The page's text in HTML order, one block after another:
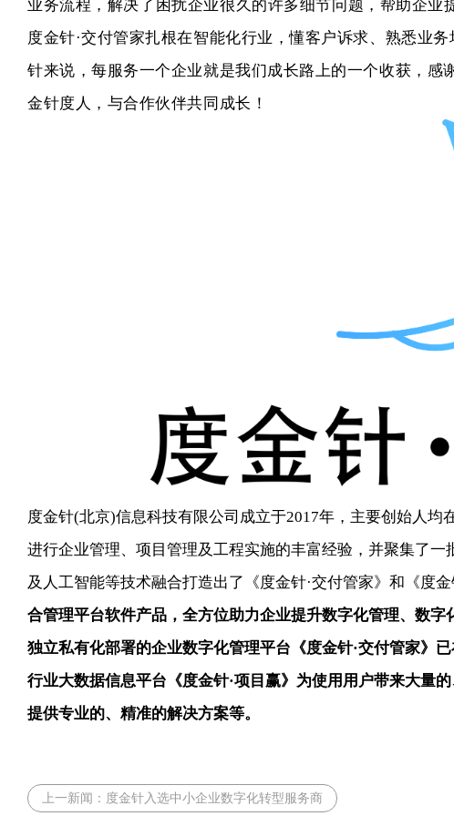
业务流程，解决了困扰企业很久的许多细节问题，帮助企业
度金针·交付管家扎根在智能化行业，懂客户诉求、熟悉业
针来说，每服务一个企业就是我们成长路上的一个收获，感
金针度人，与合作伙伴共同成长！
度金针(北京)信息科技有限公司成立于2017年，主要创始人
进行企业管理、项目管理及工程实施的丰富经验，并聚集了
及人工智能等技术融合打造出了《度金针·交付管家》和《度
合管理平台软件产品，全方位助力企业提升数字化管理、 数字
独立私有化部署的企业数字化管理平台 《度金针·交付管家》
行业大数据信息平台《度金针·项目赢》为使用用户带来大量
提供专业的、精准的解决方案等。
上一新闻： 度金针入选中小企业数字化转型服务商